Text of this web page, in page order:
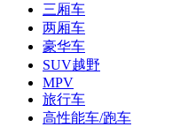
三厢车
两厢车
豪华车
SUV越野
MPV
旅行车
高性能车/跑车